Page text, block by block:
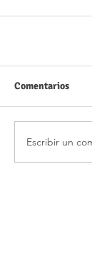
Comentarios
Escribir un